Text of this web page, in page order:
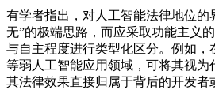
有学者指出，对人工智能法律地位的
无”的极端思路，而应采取功能主义
与自主程度进行类型化区分。例如，
等弱人工智能应用领域，可将其视为
其法律效果直接归属于背后的开发者